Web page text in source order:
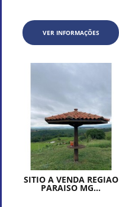
VER INFORMAÇÕES
SITIO A VENDA REGIAO
PARAISO MG...